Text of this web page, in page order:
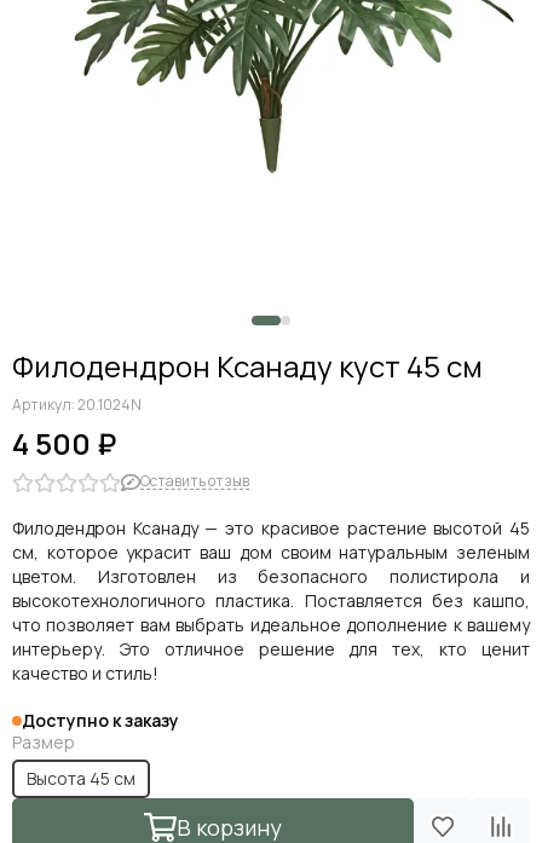
Филодендрон Ксанаду куст 45 см
Артикул:20.1024N
4 500 ₽
Оставить отзыв
Филодендрон Ксанаду — это красивое растение высотой 45
см, которое украсит ваш дом своим натуральным зеленым
цветом. Изготовлен из безопасного полистирола и
высокотехнологичного пластика. Поставляется без кашпо,
что позволяет вам выбрать идеальное дополнение к вашему
интерьеру. Это отличное решение для тех, кто ценит
качество и стиль!
Доступно к заказу
Размер
Высота 45 см
В корзину